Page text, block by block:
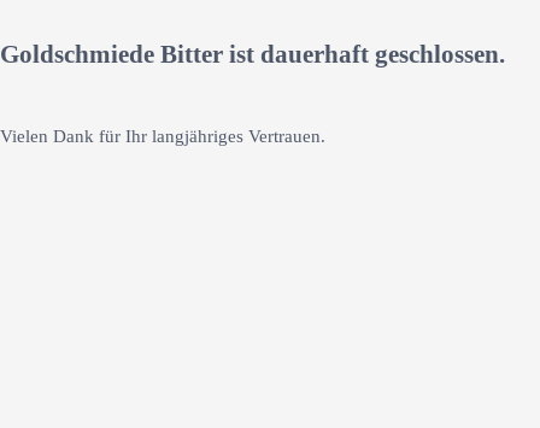
Goldschmiede Bitter ist dauerhaft geschlossen.
Vielen Dank für Ihr langjähriges Vertrauen.